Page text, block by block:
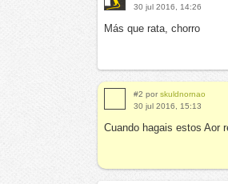
30 jul 2016, 14:26
Más que rata, chorro
#2 por skuldnornao
30 jul 2016, 15:13
Cuando hagais estos Aor